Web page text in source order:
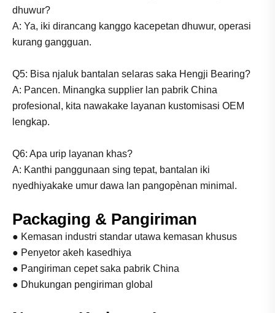
dhuwur?
A: Ya, iki dirancang kanggo kacepetan dhuwur, operasi
kurang gangguan.
Q5: Bisa njaluk bantalan selaras saka Hengji Bearing?
A: Pancen. Minangka supplier lan pabrik China
profesional, kita nawakake layanan kustomisasi OEM
lengkap.
Q6: Apa urip layanan khas?
A: Kanthi panggunaan sing tepat, bantalan iki
nyedhiyakake umur dawa lan pangopènan minimal.
Packaging & Pangiriman
● Kemasan industri standar utawa kemasan khusus
● Penyetor akeh kasedhiya
● Pangiriman cepet saka pabrik China
● Dhukungan pengiriman global